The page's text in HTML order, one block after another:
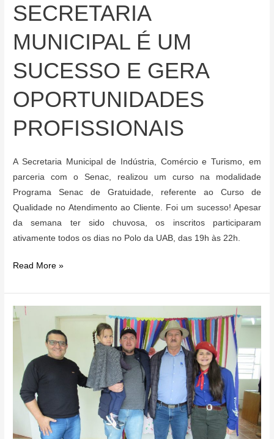
SECRETARIA
MUNICIPAL É UM
SUCESSO E GERA
OPORTUNIDADES
PROFISSIONAIS
A Secretaria Municipal de Indústria, Comércio e Turismo, em
parceria com o Senac, realizou um curso na modalidade
Programa Senac de Gratuidade, referente ao Curso de
Qualidade no Atendimento ao Cliente. Foi um sucesso! Apesar
da semana ter sido chuvosa, os inscritos participaram
ativamente todos os dias no Polo da UAB, das 19h às 22h.
CURSO
QUALIDADE
NO
CLIENTE
DO
SENAC
EM
PARCERIA
COM
Read More »